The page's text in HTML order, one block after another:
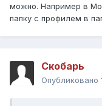
можно. Например в
папку с профилем в
Скобарь
Опубликовано